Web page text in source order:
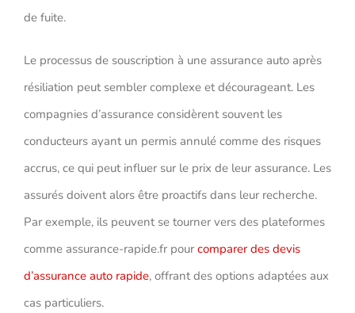
de fuite.
Le processus de souscription à une assurance auto après
résiliation peut sembler complexe et décourageant. Les
compagnies d’assurance considèrent souvent les
conducteurs ayant un permis annulé comme des risques
accrus, ce qui peut influer sur le prix de leur assurance. Les
assurés doivent alors être proactifs dans leur recherche.
Par exemple, ils peuvent se tourner vers des plateformes
comme assurance-rapide.fr pour comparer des devis
d’assurance auto rapide, offrant des options adaptées aux
cas particuliers.